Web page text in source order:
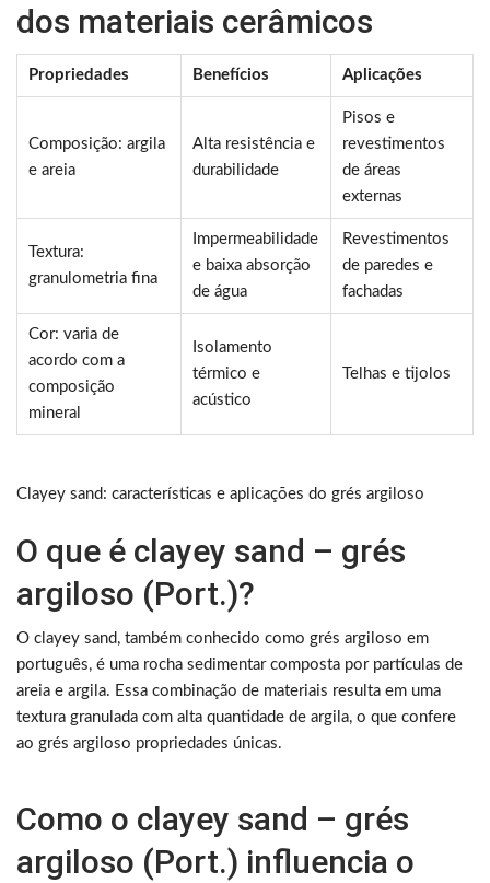
dos materiais cerâmicos
Propriedades Benefícios Aplicações
Composição: argila
e areia
Alta resistência e
durabilidade
Pisos e
revestimentos
de áreas
externas
Textura:
granulometria fina
Impermeabilidade
e baixa absorção
de água
Revestimentos
de paredes e
fachadas
Cor: varia de
acordo com a
composição
mineral
Isolamento
térmico e
acústico
Telhas e tijolos
Clayey sand: características e aplicações do grés argiloso
O que é clayey sand – grés
argiloso (Port.)?
O clayey sand, também conhecido como grés argiloso em
português, é uma rocha sedimentar composta por partículas de
areia e argila. Essa combinação de materiais resulta em uma
textura granulada com alta quantidade de argila, o que confere
ao grés argiloso propriedades únicas.
Como o clayey sand – grés
argiloso (Port.) influencia o